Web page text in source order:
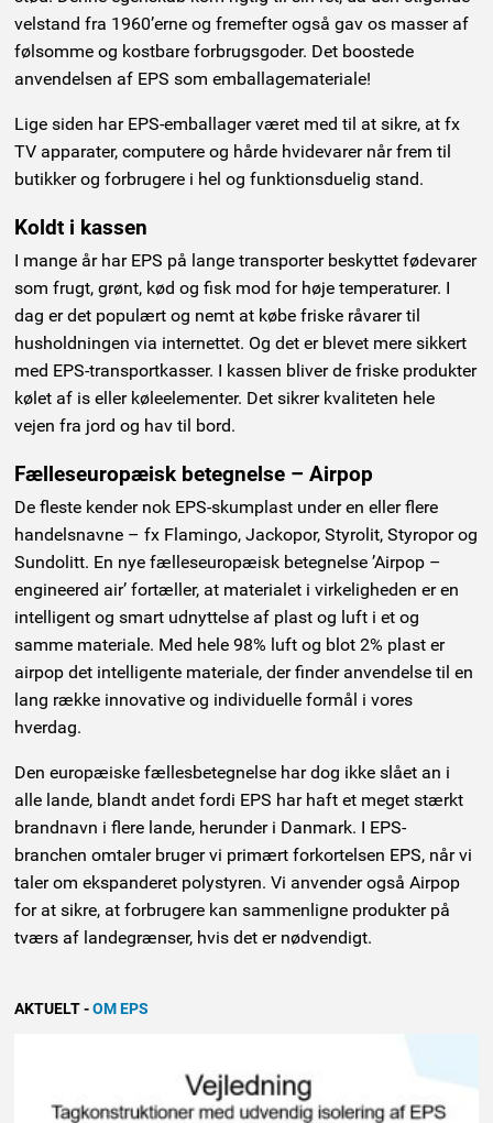
velstand fra 1960’erne og fremefter også gav os masser af
følsomme og kostbare forbrugsgoder. Det boostede
anvendelsen af EPS som emballagemateriale!
Lige siden har EPS-emballager været med til at sikre, at fx
TV apparater, computere og hårde hvidevarer når frem til
butikker og forbrugere i hel og funktionsduelig stand.
Koldt i kassen
I mange år har EPS på lange transporter beskyttet fødevarer
som frugt, grønt, kød og fisk mod for høje temperaturer. I
dag er det populært og nemt at købe friske råvarer til
husholdningen via internettet. Og det er blevet mere sikkert
med EPS-transportkasser. I kassen bliver de friske produkter
kølet af is eller køleelementer. Det sikrer kvaliteten hele
vejen fra jord og hav til bord.
Fælleseuropæisk betegnelse – Airpop
De fleste kender nok EPS-skumplast under en eller flere
handelsnavne – fx Flamingo, Jackopor, Styrolit, Styropor og
Sundolitt. En nye fælleseuropæisk betegnelse ’Airpop –
engineered air’ fortæller, at materialet i virkeligheden er en
intelligent og smart udnyttelse af plast og luft i et og
samme materiale. Med hele 98% luft og blot 2% plast er
airpop det intelligente materiale, der finder anvendelse til en
lang række innovative og individuelle formål i vores
hverdag.
Den europæiske fællesbetegnelse har dog ikke slået an i
alle lande, blandt andet fordi EPS har haft et meget stærkt
brandnavn i flere lande, herunder i Danmark. I EPS-
branchen omtaler bruger vi primært forkortelsen EPS, når vi
taler om ekspanderet polystyren. Vi anvender også Airpop
for at sikre, at forbrugere kan sammenligne produkter på
tværs af landegrænser, hvis det er nødvendigt.
AKTUELT-OM EPS